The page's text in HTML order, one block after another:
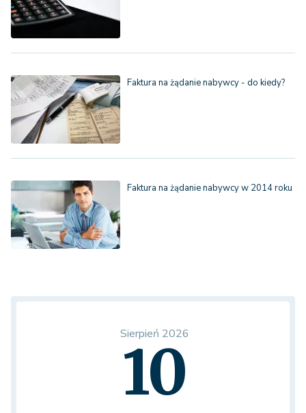
Faktura na żądanie nabywcy - do kiedy?
Faktura na żądanie nabywcy w 2014 roku
Sierpień 2026
10